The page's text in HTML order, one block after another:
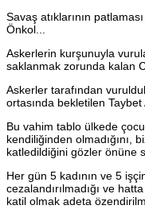
Savaş atıklarının
Önkol...
Askerlerin kurşunuyla
saklanmak zorunda kalan
Askerler tarafından
ortasında bekletilen
Bu vahim tablo ülkede
kendiliğinden olmadığını,
katledildiğini gözler önüne
Her gün 5 kadının ve 5
cezalandırılmadığı ve
katil olmak adeta